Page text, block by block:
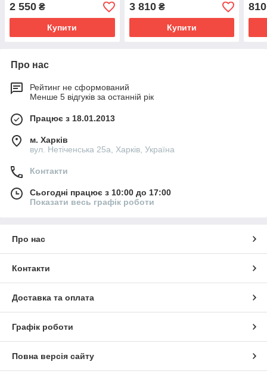
2 550 ₴
Купити
3 810₴
Купити
810
Про нас
Рейтинг не сформований
Менше 5 відгуків за останній рік
Працює з 18.01.2013
м. Харків
вул. Нетіченська 25а, Харків, Україна
Контакти
Сьогодні працює з 10:00 до 17:00
Показати весь графік роботи
Про нас
Контакти
Доставка та оплата
Графік роботи
Повна версія сайту